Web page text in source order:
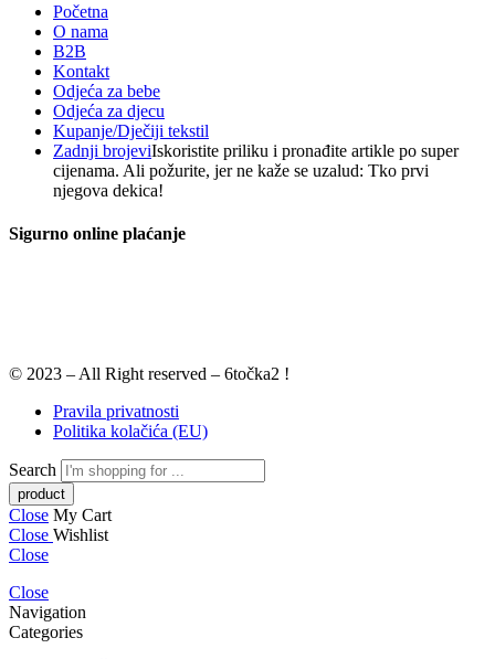
Početna
O nama
B2B
Kontakt
Odjeća za bebe
Odjeća za djecu
Kupanje/Dječiji tekstil
Zadnji brojeviIskoristite priliku i pronađite artikle po super
cijenama. Ali požurite, jer ne kaže se uzalud: Tko prvi
njegova dekica!
Sigurno online plaćanje
© 2023 – All Right reserved – 6točka2 !
Pravila privatnosti
Politika kolačića (EU)
Search
Close My Cart
Close Wishlist
Close
Close
Navigation
Categories